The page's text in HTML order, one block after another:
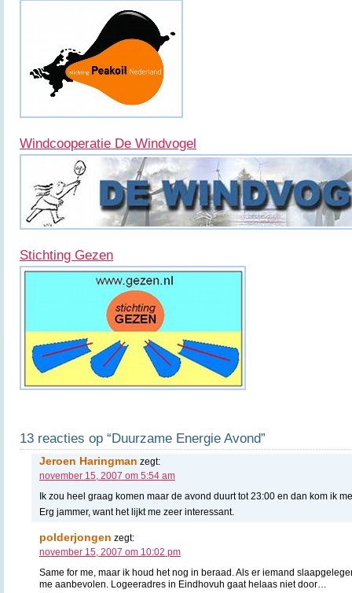
Windcooperatie De Windvogel
Stichting Gezen
13 reacties op “Duurzame Energie Avond”
Jeroen Haringman zegt:
november 15, 2007 om 5:54 am
Ik zou heel graag komen maar de avond duurt tot 23:00 en dan kom ik
Erg jammer, want het lijkt me zeer interessant.
polderjongen zegt:
november 15, 2007 om 10:02 pm
Same for me, maar ik houd het nog in beraad. Als er iemand
me aanbevolen. Logeeradres in Eindhovuh gaat helaas niet door…